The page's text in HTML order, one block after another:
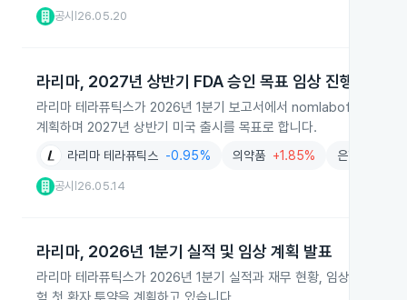
공시 26.05.20
라리마, 2027년 상반기 FDA 승인 목표 임상 진행
라리마 테라퓨틱스가 2026년 1분기 보고서에서 nomlabofusp 임상
계획하며 2027년 상반기 미국 출시를 목표로 합니다.
라리마 테라퓨틱스 -0.95% 의약품 +1.85% 은행및여신업
공시 26.05.14
라리마, 2026년 1분기 실적 및 임상 계획 발표
라리마 테라퓨틱스가 2026년 1분기 실적과 재무 현황, 임상 진전 상